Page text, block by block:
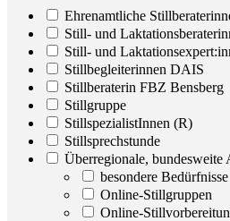
Ehrenamtliche
Still- und
Still- und
Stillbegleiterinnen DAIS
Stillberaterin FBZ Bensberg
Stillgruppe
StillspezialistInnen (R)
Stillsprechstunde
Überregionale, bundesweite
besondere Bedürfnisse
Online-Stillgruppen
Online-